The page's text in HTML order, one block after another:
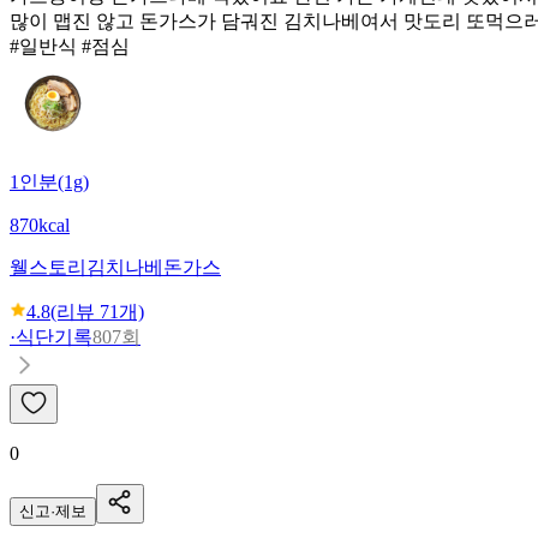
많이 맵진 않고 돈가스가 담궈진 김치나베여서 맛도리 또먹으
#일반식 #점심
1인분(1g)
870kcal
웰스토리 김치나베돈가스
4.8(리뷰 71개)
·식단기록807회
0
신고·제보